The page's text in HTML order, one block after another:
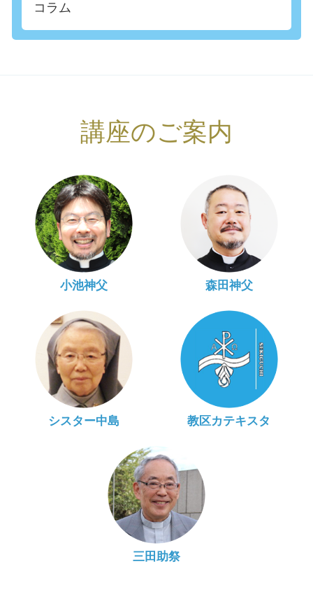
コラム
講座のご案内
小池神父 森田神父
シスター中島 教区カテキスタ
三田助祭